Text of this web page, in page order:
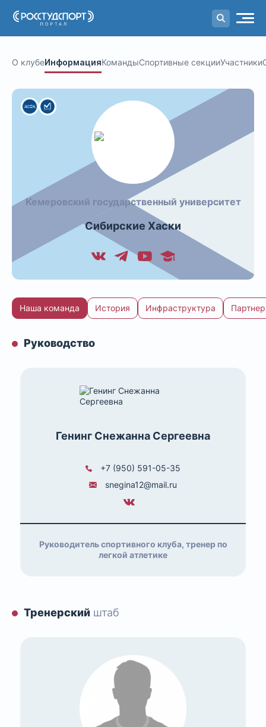
Порталстуденческого спорта
О клубеИнформацияКомандыСпортивные секцииУчастники
Кемеровский государственный университет
Сибирские Хаски
Наша команда История Инфраструктура
Руководство
Генинг Снежанна Сергеевна
+7 (950) 591-05-35
snegina12@mail.ru
Руководитель спортивного клуба, тренер по
легкой атлетике
Тренерский штаб